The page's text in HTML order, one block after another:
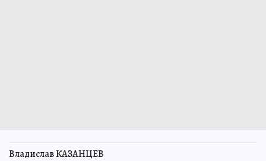
Владислав КАЗАНЦЕВ